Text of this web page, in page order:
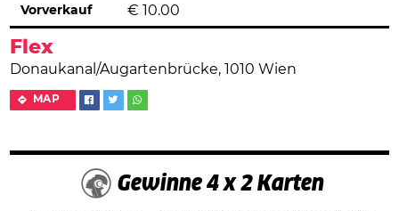
Flex
Donaukanal/Augartenbrücke, 1010 Wien
MAP
Vorverkauf € 10.00
Gewinne 4 x 2 Karten